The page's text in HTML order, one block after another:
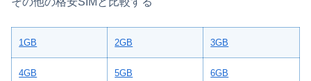
1GB 2GB 3GB
4GB 5GB 6GB